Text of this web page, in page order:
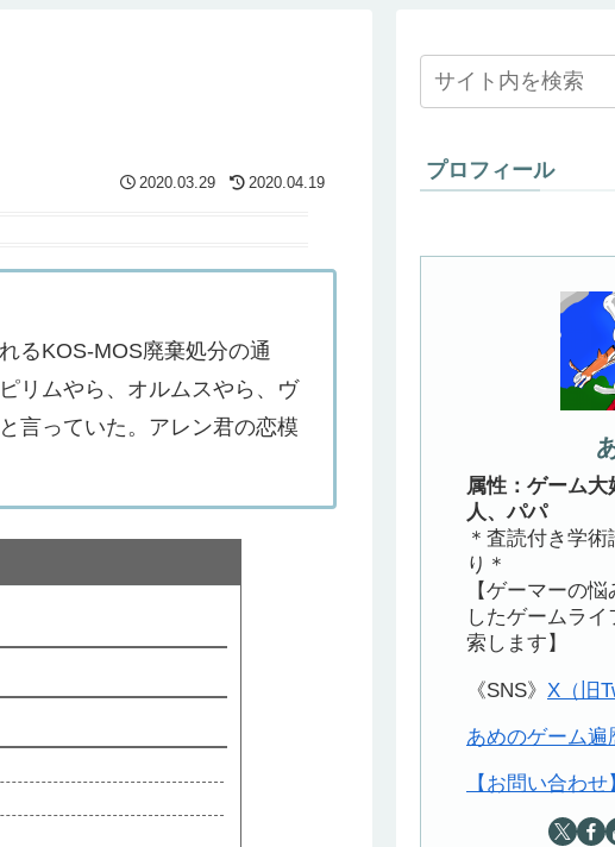
2020.03.29 2020.04.19
るKOS-MOS廃棄処分の通
リムやら、オルムスやら、ヴ
言っていた。アレン君の恋模
プロフィール
属性：ゲーム大
人、パパ
＊査読付き学
り＊
【ゲーマーの
したゲームラ
索します】
《SNS》 X（旧
あめのゲーム遍
【お問い合わせ